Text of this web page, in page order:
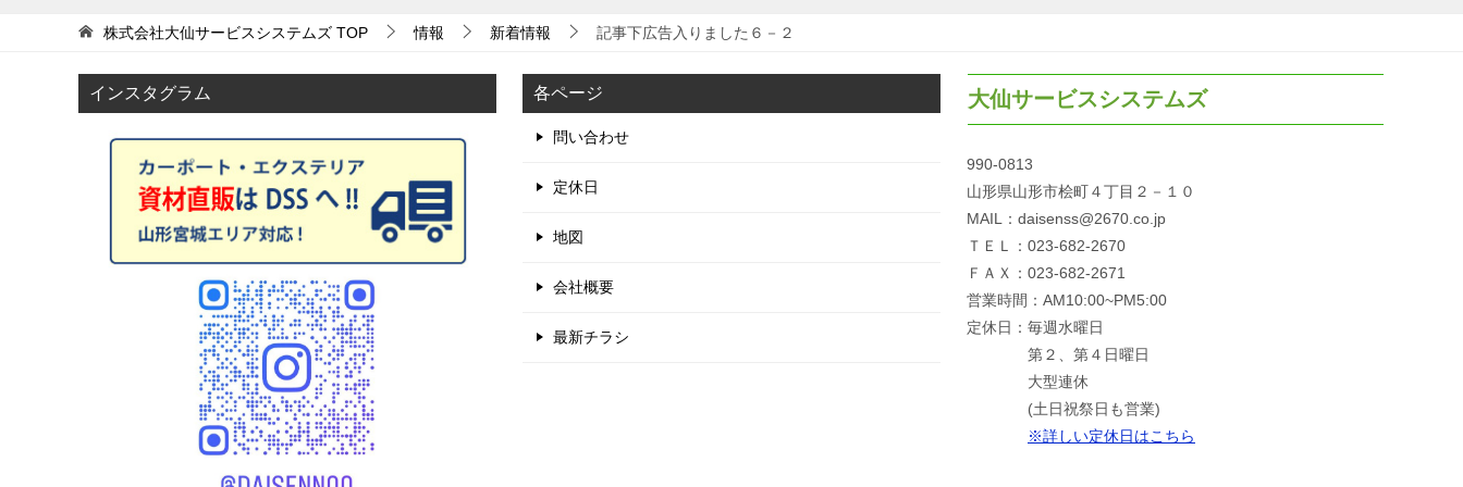
ナ
ゲ
ー
シ
株式会社大仙サービスシステムズ TOP 情報 新着情報 記事下広告入りました６－２
インスタグラム 各ページ
問い合わせ
定休日
地図
会社概要
最新チラシ
大仙サービスシステムズ
990-0813
山形県山形市桧町４丁目２－１０
MAIL：daisenss@2670.co.jp
ＴＥＬ：023-682-2670
ＦＡＸ：023-682-2671
営業時間：AM10:00~PM5:00
定休日：毎週水曜日
第２、第４日曜日
大型連休
(土日祝祭日も営業)
※詳しい定休日はこちら